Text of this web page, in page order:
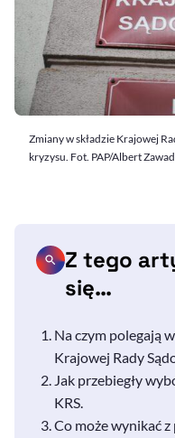
Zmiany w składzie Krajowej
kryzysu. Fot. PAP/Albert
Z tego
się…
Na czym polegają
Krajowej Rady
Jak przebiegły
KRS.
Co może wynikać